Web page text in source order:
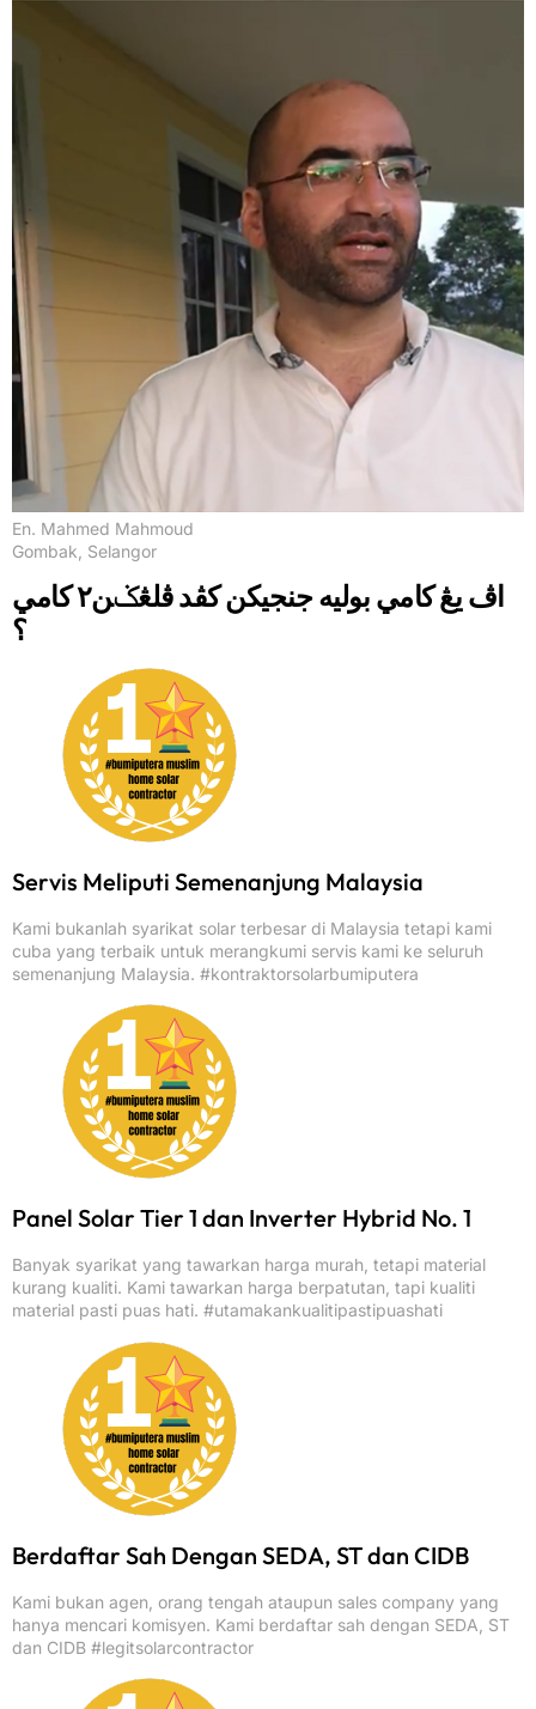
En. Mahmed Mahmoud
Gombak, Selangor
اڤ يڠ کامي بوليه جنجيکن کڤد ڤلڠݢن٢ کامي
؟
Servis Meliputi Semenanjung Malaysia
Kami bukanlah syarikat solar terbesar di Malaysia tetapi kami
cuba yang terbaik untuk merangkumi servis kami ke seluruh
semenanjung Malaysia. #kontraktorsolarbumiputera
Panel Solar Tier 1 dan Inverter Hybrid No. 1
Banyak syarikat yang tawarkan harga murah, tetapi material
kurang kualiti. Kami tawarkan harga berpatutan, tapi kualiti
material pasti puas hati. #utamakankualitipastipuashati
Berdaftar Sah Dengan SEDA, ST dan CIDB
Kami bukan agen, orang tengah ataupun sales company yang
hanya mencari komisyen. Kami berdaftar sah dengan SEDA, ST
dan CIDB #legitsolarcontractor